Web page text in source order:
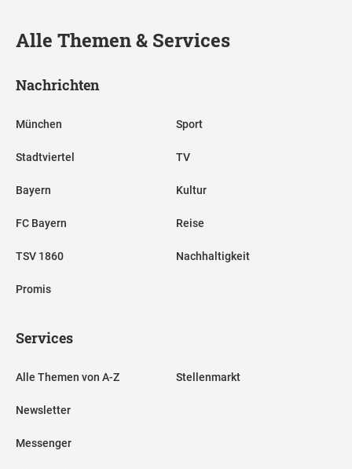
Alle Themen & Services
Nachrichten
München
Stadtviertel
Bayern
FC Bayern
TSV 1860
Promis
Sport
TV
Kultur
Reise
Nachhaltigkeit
Services
Alle Themen von A-Z
Newsletter
Messenger
Stellenmarkt